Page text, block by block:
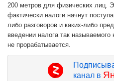
200 метров для физических лиц.
фактически налоги начнут
либо разговоров и каких-либо
введении налога так называемого
не прорабатывается.
канал в